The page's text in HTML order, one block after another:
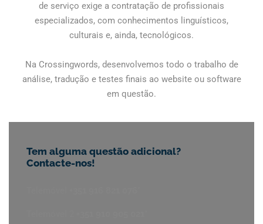
de serviço exige a contratação de profissionais
especializados, com conhecimentos linguísticos,
culturais e, ainda, tecnológicos.
Na Crossingwords, desenvolvemos todo o trabalho de
análise, tradução e testes finais ao website ou software
em questão.
Tem alguma questão adicional?
Contacte-nos!